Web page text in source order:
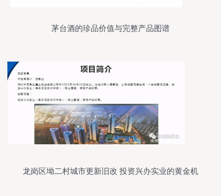
茅台酒的珍品价值与完整产品图谱
龙岗区坳二村城市更新旧改 投资兴办实业的黄金机